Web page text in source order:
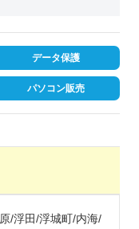
データ保護
パソコン販売
/浮田/浮城町/内海/